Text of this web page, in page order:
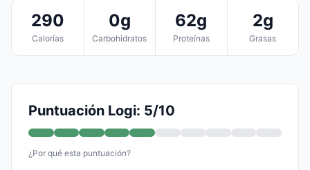
290
Calorías
0g
Carbohidratos
62g
Proteínas
2g
Grasas
Puntuación Logi: 5/10
¿Por qué esta puntuación?